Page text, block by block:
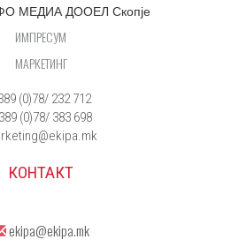
МЕДИА ДООЕЛ Скопје
ИМПРЕСУМ
МАРКЕТИНГ
(0)78/ 232 712
(0)78/ 383 698
КОНТАКТ
ekipa@ekipa.mk